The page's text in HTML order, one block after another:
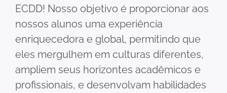
ECDD! Nosso objetivo é proporcionar aos
nossos alunos uma experiência
enriquecedora e global, permitindo que
eles mergulhem em culturas diferentes,
ampliem seus horizontes acadêmicos e
profissionais, e desenvolvam habilidades